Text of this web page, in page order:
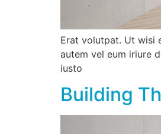
Erat volutpat. Ut wisi
autem vel eum iriure
iusto
Building